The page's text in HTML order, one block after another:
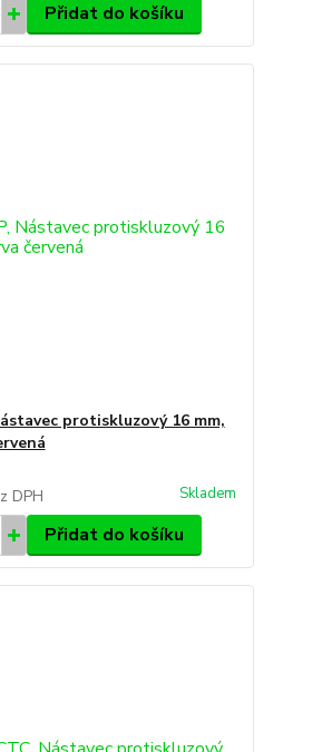
Přidat do košíku
protiskluzový 16 mm,
DPH Skladem
Přidat do košíku